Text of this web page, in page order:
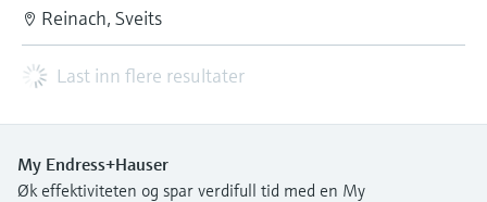
Reinach, Sveits
Last inn flere resultater
My Endress+Hauser
Øk effektiviteten og spar verdifull tid med en My